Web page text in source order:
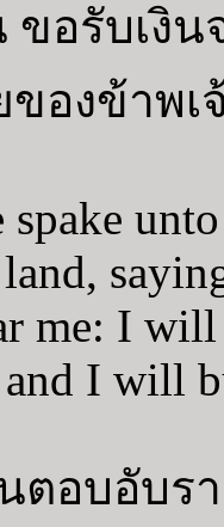
อรับเงิน
ของข้าพเ
me: I
I will
ตอบอับร